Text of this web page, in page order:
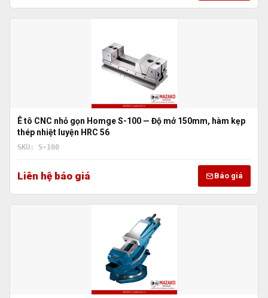
Ê tô CNC nhỏ gọn Homge S-100 — Độ mở 150mm, hàm kẹp
thép nhiệt luyện HRC 56
SKU: S-100
Liên hệ báo giá Báo giá